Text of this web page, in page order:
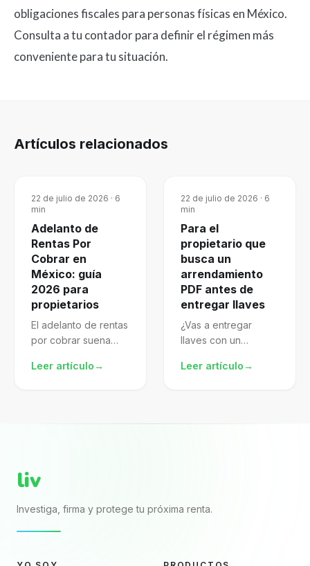
obligaciones fiscales para personas físicas en México.
Consulta a tu contador para definir el régimen más
conveniente para tu situación.
Artículos relacionados
22 de julio de 2026 · 6
min
Adelanto de
Rentas Por
Cobrar en
México: guía
2026 para
propietarios
El adelanto de rentas
por cobrar suena
gestionado te
Leer artículo→
22 de julio de 2026 · 6
min
Para el
propietario que
busca un
arrendamiento
PDF antes de
entregar llaves
¿Vas a entregar
llaves con un
descargado de
Leer artículo→
liv
Investiga, firma y protege tu próxima renta.